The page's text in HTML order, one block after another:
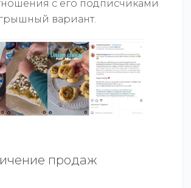
с его подписчиками
вариант.
продаж